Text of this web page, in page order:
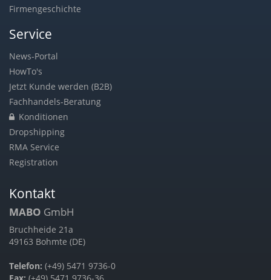
Firmengeschichte
Service
News-Portal
HowTo's
Jetzt Kunde werden (B2B)
Fachhandels-Beratung
Konditionen
Dropshipping
RMA Service
Registration
Kontakt
MABO GmbH
Bruchheide 21a
49163 Bohmte (DE)
Telefon: (+49) 5471 9736-0